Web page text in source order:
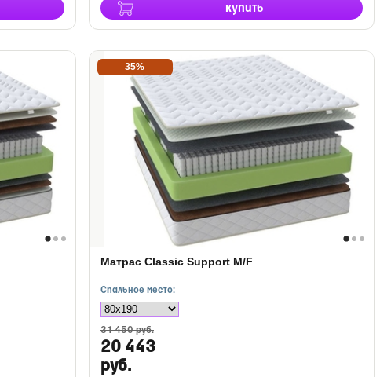
купить
35%
Матрас Classic Support M/F
Спальное место:
31 450 руб.
20 443
руб.